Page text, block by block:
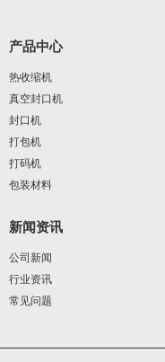
产品中心
热收缩机
真空封口机
封口机
打包机
打码机
包装材料
新闻资讯
公司新闻
行业资讯
常见问题